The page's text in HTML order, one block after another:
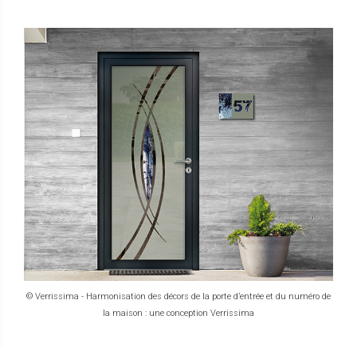
© Verrissima - Harmonisation des décors de la porte d’entrée et du numéro de
la maison : une conception Verrissima